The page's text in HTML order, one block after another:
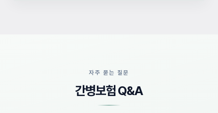
자주 묻는 질문
간병보험 Q&A